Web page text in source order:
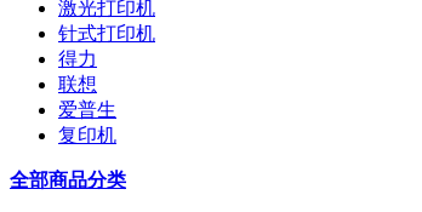
激光打印机
针式打印机
得力
联想
爱普生
复印机
全部商品分类